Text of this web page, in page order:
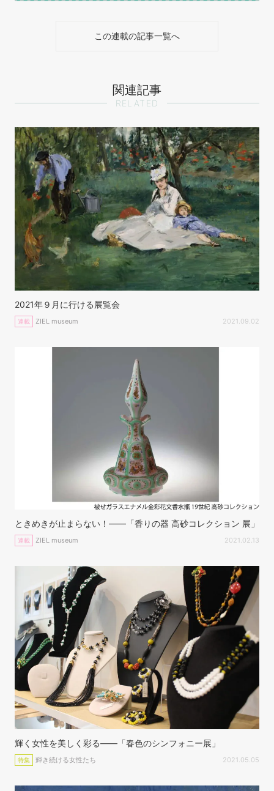
この連載の記事一覧へ
関連記事
RELATED
2021年９月に行ける展覧会
連載 ZIEL museum 2021.09.02
ときめきが止まらない！——「香りの器 高砂コレクション 展」
連載 ZIEL museum 2021.02.13
輝く女性を美しく彩る——「春色のシンフォニー展」
特集 輝き続ける女性たち 2021.05.05